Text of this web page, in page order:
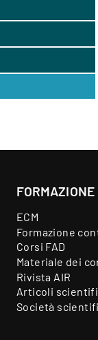
FORMAZIONE
ECM
Formazione
Corsi FAD
Materiale dei
Rivista AIR
Articoli
Società